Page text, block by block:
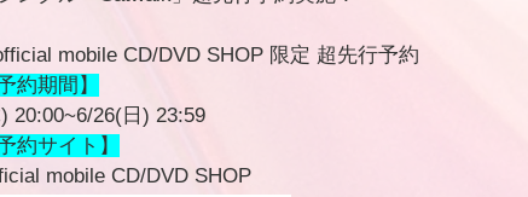
mobile CD/DVD SHOP 限定 超先行予約
約期間】
20:00~6/26(日) 23:59
約サイト】
mobile CD/DVD SHOP